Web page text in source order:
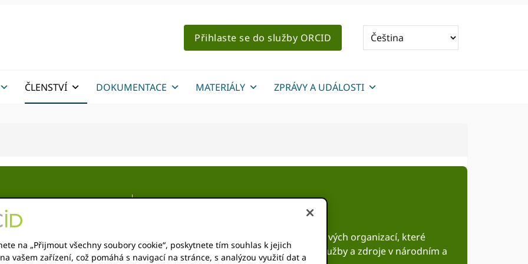
Přihlaste se do služby ORCID
ČLENSTVÍ DOKUMENTACE MATERIÁLY ZPRÁVY A UDÁLOSTI
pro
An ORCID konsorcium je skupina neziskových organizací, které
spolupracují na urychlení přijetí ORCID služby a zdroje v národním a
na „Přijmout všechny soubory cookie“, poskytnete tím souhlas k jejich
vašem zařízení, což pomáhá s navigací na stránce, s analýzou využití dat a